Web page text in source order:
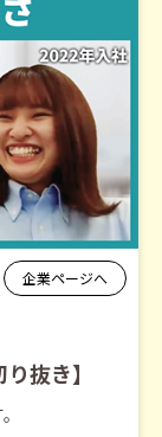
企業ページへ
抜き】